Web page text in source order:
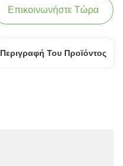
Επικοινωνήστε Τώρα
Περιγραφή Του Προϊόντος